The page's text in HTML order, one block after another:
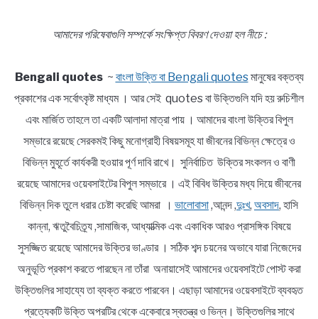
আমাদের পরিষেবাগুলি সম্পর্কে সংক্ষিপ্ত বিবরণ দেওয়া হল নীচে :
Bengali quotes~ বাংলা উক্তি বা Bengali quotesমানুষের বক্তব্য
প্রকাশের এক সর্বোৎকৃষ্ট মাধ্যম । আর সেই quotes বা উক্তিগুলি যদি হয় রুচিশীল
এবং মার্জিত তাহলে তা একটি আলাদা মাত্রা পায় । আমাদের বাংলা উক্তির বিপুল
সম্ভারে রয়েছে সেরকমই কিছু মনোগ্রাহী বিষয়সমূহ যা জীবনের বিভিন্ন ক্ষেত্রে ও
বিভিন্ন মুহূর্তে কার্যকরী হওয়ার পূর্ণ দাবি রাখে। সুনির্বাচিত উক্তির সংকলন ও বাণী
রয়েছে আমাদের ওয়েবসাইটের বিপুল সম্ভারে । এই বিবিধ উক্তির মধ্য দিয়ে জীবনের
বিভিন্ন দিক তুলে ধরার চেষ্টা করেছি আমরা । ভালোবাসা,আনন্দ ,দুঃখ, অবসাদ, হাসি
কান্না, ঋতুবৈচিত্র্য ,সামাজিক, আধ্যাত্মিক এবং একাধিক আরও প্রাসঙ্গিক বিষয়ে
সুসজ্জিত রয়েছে আমাদের উক্তির ভাণ্ডার । সঠিক শব্দ চয়নের অভাবে যারা নিজেদের
অনুভূতি প্রকাশ করতে পারছেন না তাঁরা অনায়াসেই আমাদের ওয়েবসাইটে পোস্ট করা
উক্তিগুলির সাহায্যে তা ব্যক্ত করতে পারবেন। এছাড়া আমাদের ওয়েবসাইটে ব্যবহৃত
প্রত্যেকটি উক্তি অপরটির থেকে একেবারে স্বতন্ত্র ও ভিন্ন। উক্তিগুলির সাথে